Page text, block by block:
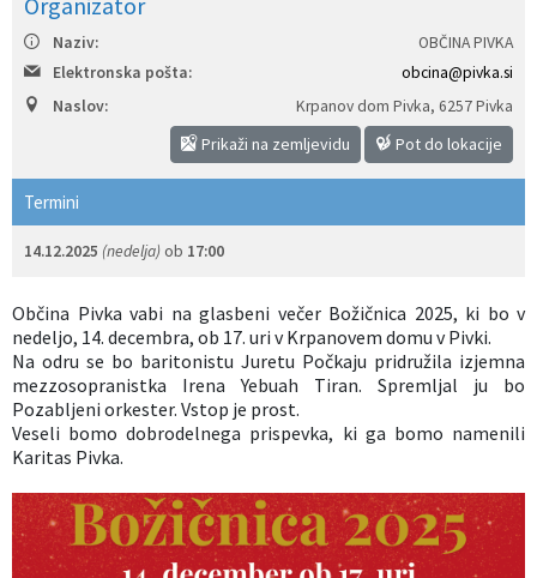
Naziv:
OBČINA PIVKA
Elektronska pošta:
obcina@pivka.si
Naslov:
Krpanov dom Pivka, 6257 Pivka
Prikaži na zemljevidu Pot do lokacije
Termini
14.12.2025 (nedelja) ob 17:00
Občina Pivka vabi na glasbeni večer Božičnica 2025, ki bo v
nedeljo, 14. decembra, ob 17. uri v Krpanovem domu v Pivki.
Na odru se bo baritonistu Juretu Počkaju pridružila izjemna
mezzosopranistka Irena Yebuah Tiran. Spremljal ju bo
Pozabljeni orkester. Vstop je prost.
Veseli bomo dobrodelnega prispevka, ki ga bomo namenili
Karitas Pivka.
Izobraževanje
Kultura, šport in turizem
Skupna občinska uprava